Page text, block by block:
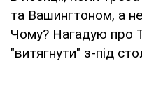
та Вашингтоном, а
Чому? Нагадую про
"витягнути" з-під